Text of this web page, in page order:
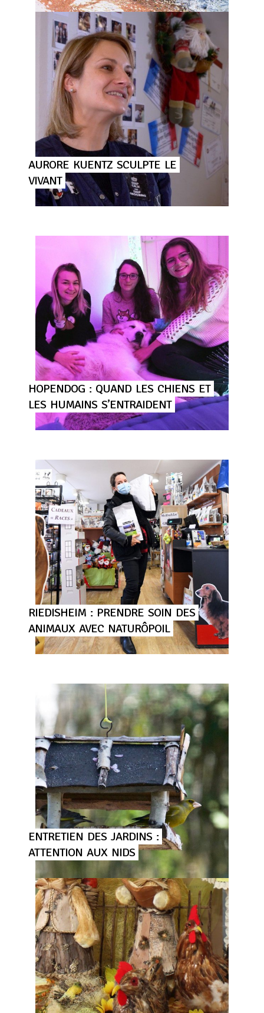
AURORE KUENTZ SCULPTE LE
VIVANT
HOPENDOG : QUAND LES CHIENS ET
LES HUMAINS S’ENTRAIDENT
RIEDISHEIM : PRENDRE SOIN DES
ANIMAUX AVEC NATURÔPOIL
ENTRETIEN DES JARDINS :
ATTENTION AUX NIDS